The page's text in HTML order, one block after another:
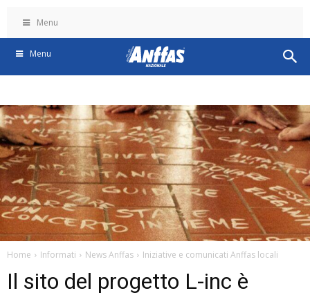
Menu
Menu
Home Informati News Anffas Iniziative e comunicati Anffas locali
Il sito del progetto L-inc è